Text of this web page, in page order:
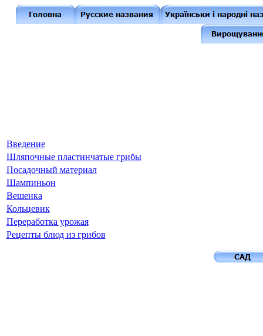
Введение
Шляпочные пластинчатые грибы
Посадочный материал
Шампиньон
Вешенка
Кольцевик
Переработка урожая
Рецепты блюд из грибов